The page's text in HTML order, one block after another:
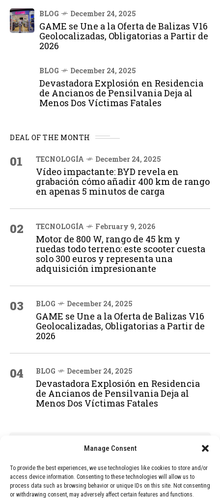
Manage Consent
To provide the best experiences, we use technologies like cookies to store and/or
access device information. Consenting to these technologies will allow us to
process data such as browsing behavior or unique IDs on this site. Not consenting
or withdrawing consent, may adversely affect certain features and functions.
BLOG December 24, 2025
GAME se Une a la Oferta de Balizas V16
Geolocalizadas, Obligatorias a Partir de
2026
BLOG December 24, 2025
Devastadora Explosión en Residencia
de Ancianos de Pensilvania Deja al
Menos Dos Víctimas Fatales
DEAL OF THE MONTH
01 TECNOLOGÍA December 24, 2025
Vídeo impactante: BYD revela en
grabación cómo añadir 400 km de rango
en apenas 5 minutos de carga
02 TECNOLOGÍA February 9, 2026
Motor de 800 W, rango de 45 km y
ruedas todo terreno: este scooter cuesta
solo 300 euros y representa una
adquisición impresionante
03 BLOG December 24, 2025
GAME se Une a la Oferta de Balizas V16
Geolocalizadas, Obligatorias a Partir de
2026
04 BLOG December 24, 2025
Devastadora Explosión en Residencia
de Ancianos de Pensilvania Deja al
Menos Dos Víctimas Fatales